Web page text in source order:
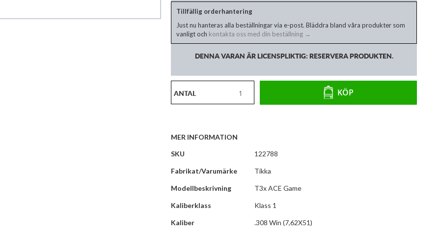
Tillfällig orderhantering
Just nu hanteras alla beställningar via e-post. Bläddra bland våra produkter som
vanligt och kontakta oss med din beställning →
DENNA VARAN ÄR LICENSPLIKTIG: RESERVERA PRODUKTEN.
ANTAL KÖP
MER INFORMATION
Mer
SKU 122788
Fabrikat/Varumärke Tikka
Modellbeskrivning T3x ACE Game
Kaliberklass Klass 1
Kaliber .308 Win (7,62X51)